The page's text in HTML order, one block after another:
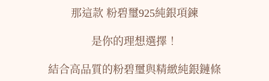
那這款 粉碧璽925純銀項鍊
是你的理想選擇！
結合高品質的粉碧璽與精緻純銀鏈條